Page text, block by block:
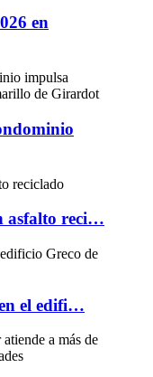
en
asfalto reci…
el edifi…